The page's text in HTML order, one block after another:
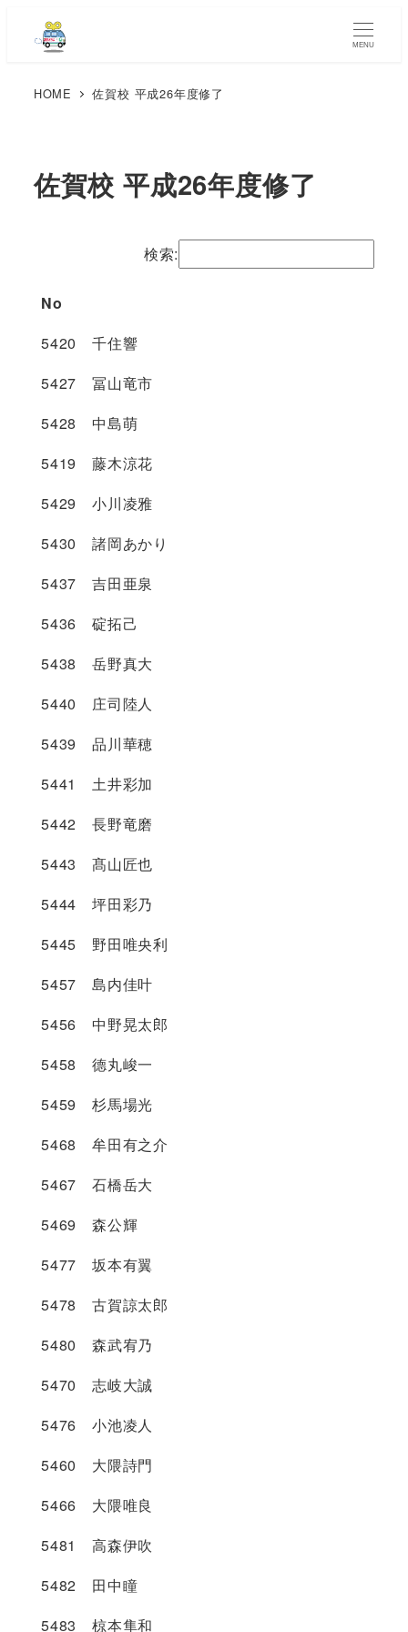
MENU
HOME 佐賀校 平成26年度修了
佐賀校 平成26年度修了
検索:
No
5420 千住響
5427 冨山竜市
5428 中島萌
5419 藤木涼花
5429 小川凌雅
5430 諸岡あかり
5437 吉田亜泉
5436 碇拓己
5438 岳野真大
5440 庄司陸人
5439 品川華穂
5441 土井彩加
5442 長野竜磨
5443 髙山匠也
5444 坪田彩乃
5445 野田唯央利
5457 島内佳叶
5456 中野晃太郎
5458 德丸峻一
5459 杉馬場光
5468 牟田有之介
5467 石橋岳大
5469 森公輝
5477 坂本有翼
5478 古賀諒太郎
5480 森武宥乃
5470 志岐大誠
5476 小池凌人
5460 大隈詩門
5466 大隈唯良
5481 高森伊吹
5482 田中瞳
5483 椋本隼和